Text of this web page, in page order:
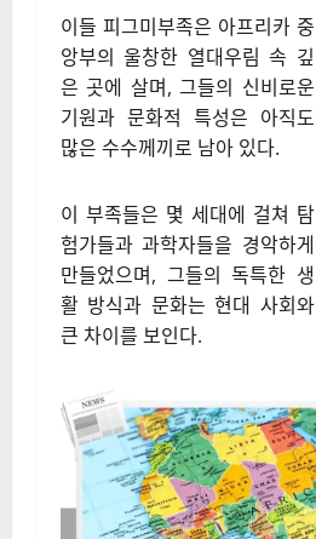
이들 피그미부족은 아프리카 중
앙부의 울창한 열대우림 속 깊
은 곳에 살며, 그들의 신비로운
기원과 문화적 특성은 아직도
많은 수수께끼로 남아 있다.
이 부족들은 몇 세대에 걸쳐 탐
험가들과 과학자들을 경악하게
만들었으며, 그들의 독특한 생
활 방식과 문화는 현대 사회와
큰 차이를 보인다.